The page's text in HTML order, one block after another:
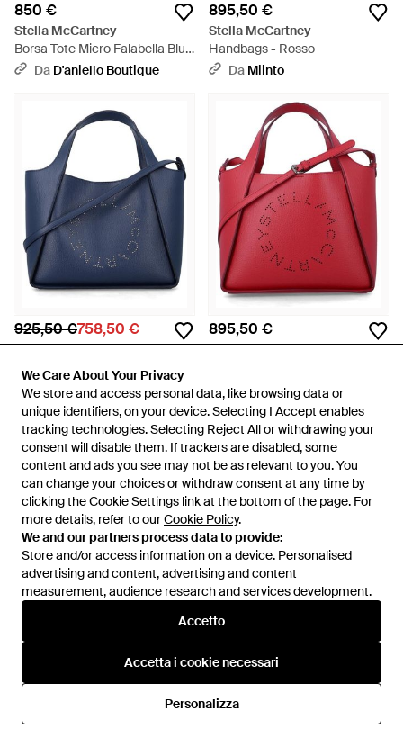
We Care About Your Privacy
We store and access personal data, like browsing data or
unique identifiers, on your device. Selecting I Accept enables
tracking technologies. Selecting Reject All or withdrawing your
consent will disable them. If trackers are disabled, some
content and ads you see may not be as relevant to you. You
can change your choices or withdraw consent at any time by
clicking the Cookie Settings link at the bottom of the page. For
more details, refer to ourCookie Policy.
We and our partners process data to provide:
Store and/or access information on a device. Personalised
advertising and content, advertising and content
measurement, audience research and services development.
Accetto
Accetta i cookie necessari
Personalizza
We Care About Your Privacy
We store and access personal data, like browsing data or
unique identifiers, on your device. Selecting I Accept enables
tracking technologies. Selecting Reject All or withdrawing your
consent will disable them. If trackers are disabled, some
content and ads you see may not be as relevant to you. You
can change your choices or withdraw consent at any time by
clicking the Cookie Settings link at the bottom of the page. For
more details, refer to ourCookie Policy.
We and our partners process data to provide:
Store and/or access information on a device. Personalised
advertising and content, advertising and content
measurement, audience research and services development.
Accetto
Accetta i cookie necessari
Personalizza
850 €
Stella McCartney
Borsa Tote Micro Falabella Blu
Ghiaccio - Blu
Da D'aniello Boutique
895,50 €
Stella McCartney
Handbags - Rosso
Da Miinto
925,50 €758,50 €
Stella McCartney
Handbags - Blu
Da Miinto
IN SALDO
895,50 €
Stella McCartney
Da Miinto
Stella McCartney
DaMiinto
999 €
Stella McCartney
Borsa Tote - Nero
DaFARFETCH